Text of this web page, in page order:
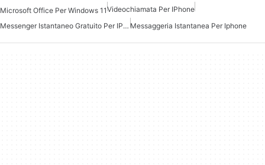
Microsoft Office Per Windows 11Videochiamata Per IPhone
Messenger Istantaneo Gratuito Per IPhone Messaggeria Istantanea Per Iphone